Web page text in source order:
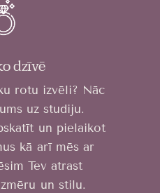
dzīvē
rotu izvēli? Nāc
uz studiju.
un pielaikot
kā arī mēs ar
Tev atrast
un stilu.